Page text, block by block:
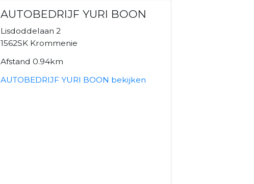
AUTOBEDRIJF YURI BOON
Lisdoddelaan 2
1562SK Krommenie
Afstand 0.94km
AUTOBEDRIJF YURI BOON bekijken